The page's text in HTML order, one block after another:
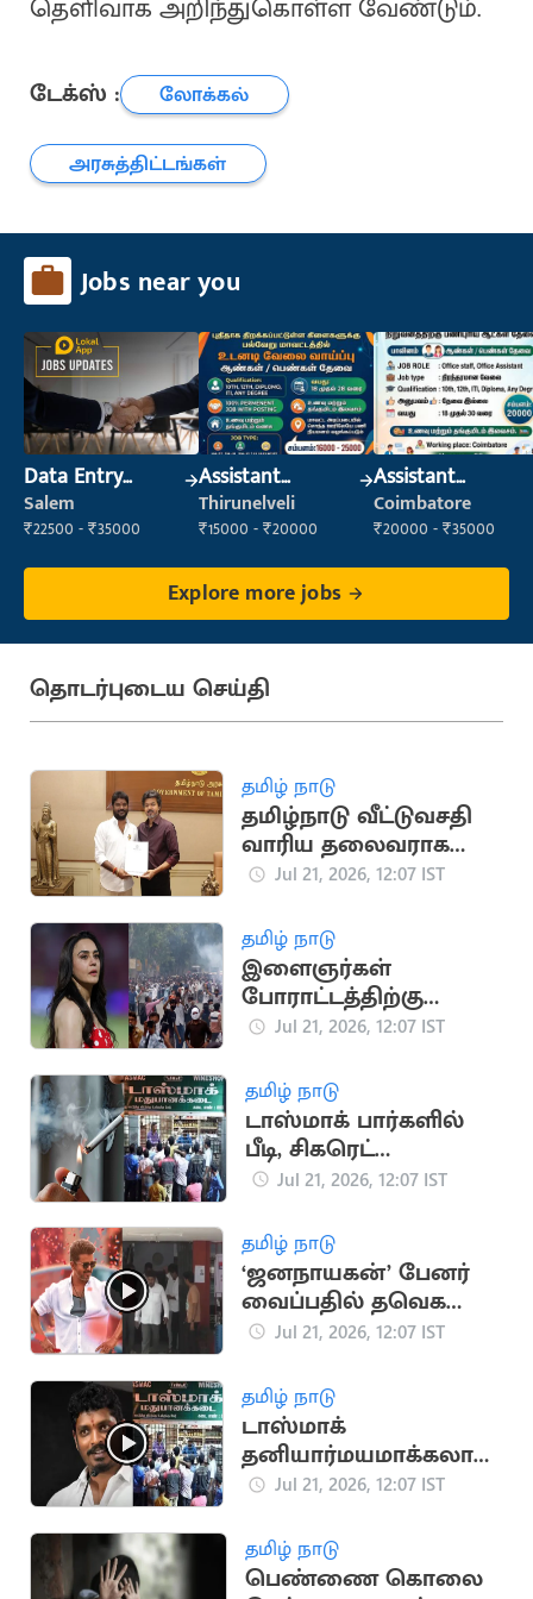
தெளிவாக அறிந்துகொள்ள வேண்டும்.
டேக்ஸ் :
லோக்கல்
அரசுத்திட்டங்கள்
Jobs near you
Data Entry
Operator
Salem
₹22500 - ₹35000
Assistant
Manager
Thirunelveli
₹15000 - ₹20000
Assistant
Manager
Coimbatore
₹20000 - ₹35000
Explore more jobs
தொடர்புடைய செய்தி
தமிழ் நாடு
தமிழ்நாடு வீட்டுவசதி
வாரிய தலைவராக
தவெக நிர்வாகி சிவா
Jul 21, 2026, 12:07 IST
தமிழ் நாடு
இளைஞர்கள்
போராட்டத்திற்கு
நடிகை ப்ரீத்தி ஜிந்தா
Jul 21, 2026, 12:07 IST
தமிழ் நாடு
டாஸ்மாக் பார்களில்
பீடி, சிகரெட்
விற்பனைக்குத் தடை
Jul 21, 2026, 12:07 IST
தமிழ் நாடு
‘ஜனநாயகன்’ பேனர்
வைப்பதில் தவெக
நிர்வாகிகள் இடையே
Jul 21, 2026, 12:07 IST
தமிழ் நாடு
டாஸ்மாக்
தனியார்மயமாக்கலா?
அமைச்சர் விக்னேஷ்
Jul 21, 2026, 12:07 IST
தமிழ் நாடு
பெண்ணை கொலை